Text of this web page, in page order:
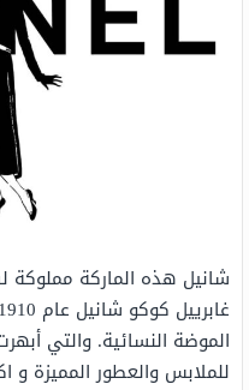
شانيل هذه الماركة
الموضة النسائية. والتي
للملابس والعطور المميزة و